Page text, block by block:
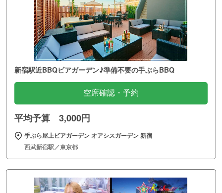
新宿駅近BBQビアガーデン♪準備不要の手ぶらBBQ
空席確認・予約
平均予算 3,000円
手ぶら屋上ビアガーデン オアシスガーデン 新宿
西武新宿駅／東京都